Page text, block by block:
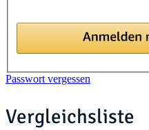
Passwort vergessen
Vergleichsliste